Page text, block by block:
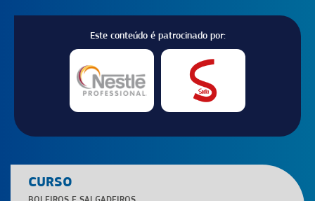
Este conteúdo é patrocinado por:
CURSO